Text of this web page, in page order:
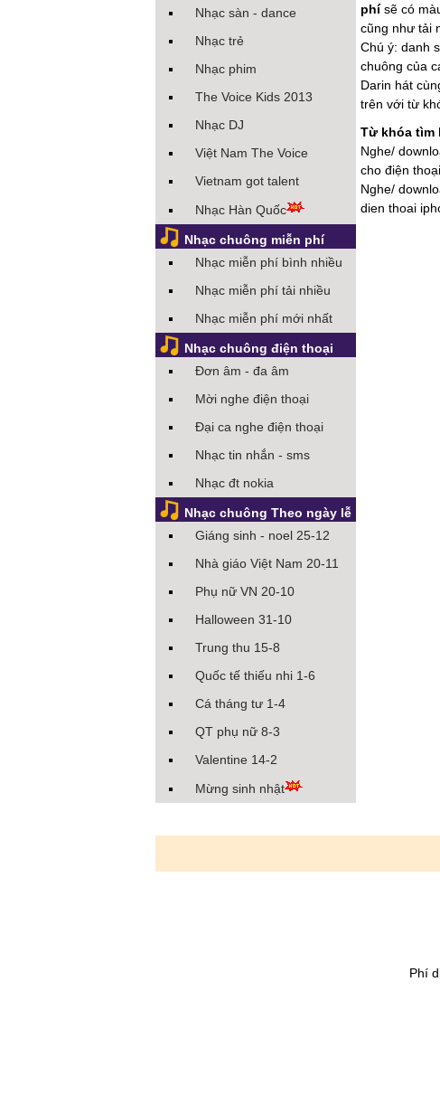
Nhạc sàn - dance
Nhạc trẻ
Nhạc phim
The Voice Kids 2013
Nhạc DJ
Việt Nam The Voice
Vietnam got talent
Nhạc Hàn Quốc
Nhạc chuông miễn phí
Nhạc miễn phí bình nhiều
Nhạc miễn phí tải nhiều
Nhạc miễn phí mới nhất
Nhạc chuông điện thoại
Đơn âm - đa âm
Mời nghe điện thoại
Đại ca nghe điện thoại
Nhạc tin nhắn - sms
Nhạc đt nokia
Nhạc chuông Theo ngày lễ
Giáng sinh - noel 25-12
Nhà giáo Việt Nam 20-11
Phụ nữ VN 20-10
Halloween 31-10
Trung thu 15-8
Quốc tế thiếu nhi 1-6
Cá tháng tư 1-4
QT phụ nữ 8-3
Valentine 14-2
Mừng sinh nhật
phísẽ có
cũng như tải
Chú ý: danh
chuông của
Darin hát
trên với từ
Từ khóa tìm
Nghe/
cho điện
Nghe/
dien thoai
Phí